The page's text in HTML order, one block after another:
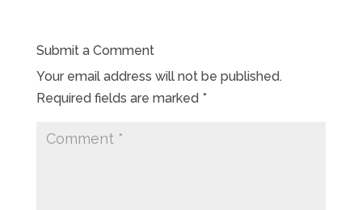
Submit a Comment
Your email address will not be published.
Required fields are marked *